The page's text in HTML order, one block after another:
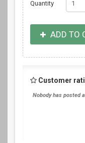
Quantity
ADD TO
Customer
Nobody has posted